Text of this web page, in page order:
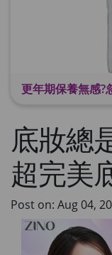
底妝總
超完美
Post on: Aug 04,